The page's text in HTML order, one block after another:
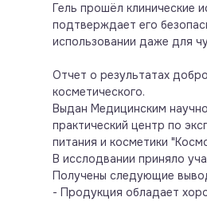
Гель прошёл клинические
подтверждает его
использовании даже для
Отчет о результатах
косметического.
Выдан Медицинским
практический центр по
питания и косметики
В исслодвании приняло
Получены следующие
- Продукция обладает